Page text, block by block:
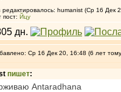
humanist (Ср 16 Дек
пост: Йцу
Ср 16 Дек 20, 16:48 (6 лет
пишет:
Antaradhana